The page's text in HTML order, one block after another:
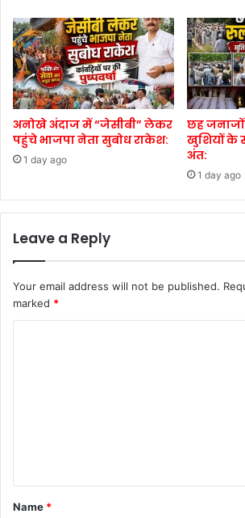
अनोखे अंदाज में “जेसीबी” लेकर
पहुंचे भाजपा नेता सुबोध राकेश:
1 day ago
छह जनाजों
खुशियों के
अंत:
1 day ago
Leave a Reply
Your email address will not be published.
marked *
*
Name *